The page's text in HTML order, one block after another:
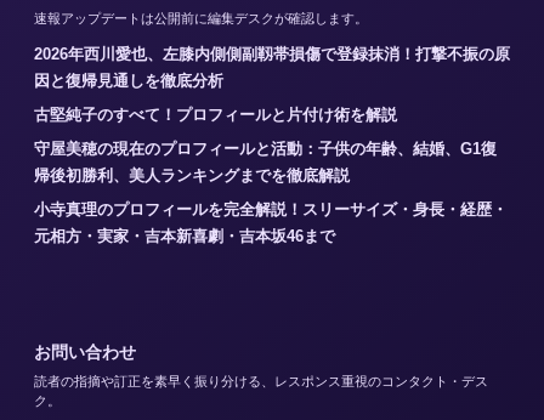
速報アップデートは公開前に編集デスクが確認します。
2026年西川愛也、左膝内側側副靱帯損傷で登録抹消！打撃不振の原
因と復帰見通しを徹底分析
古堅純子のすべて！プロフィールと片付け術を解説
守屋美穂の現在のプロフィールと活動：子供の年齢、結婚、G1復
帰後初勝利、美人ランキングまでを徹底解説
小寺真理のプロフィールを完全解説！スリーサイズ・身長・経歴・
元相方・実家・吉本新喜劇・吉本坂46まで
お問い合わせ
読者の指摘や訂正を素早く振り分ける、レスポンス重視のコンタクト・デス
ク。